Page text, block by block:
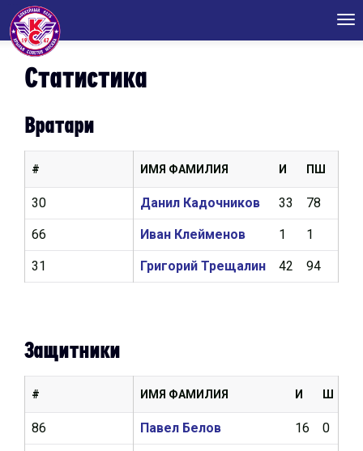
Статистика
Вратари
ИМЯ ФАМИЛИЯ И ПШ
Данил Кадочников 33 78
Иван Клейменов 1 1
Григорий Трещалин 42 94
#
30
66
31
Защитники
ИМЯ ФАМИЛИЯ И Ш
Павел Белов 16 0
#
86